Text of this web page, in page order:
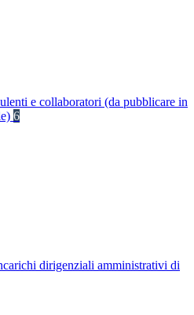
e collaboratori (da pubblicare in
6
dirigenziali amministrativi di